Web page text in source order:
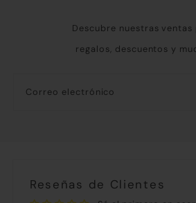
Descubre nuestras ventas
regalos, descuentos y
Reseñas de Clientes